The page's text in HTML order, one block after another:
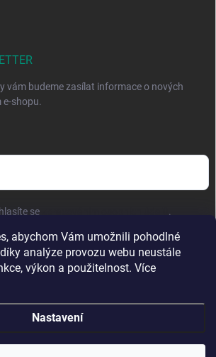
abychom Vám umožnili pohodlné
analýze provozu webu neustále
výkon a použitelnost. Více
Nastavení
vám budeme zasílat informace o nových
e-shopu.
se .
vzdělávačky. Všechna práva vyhrazena.Upravit